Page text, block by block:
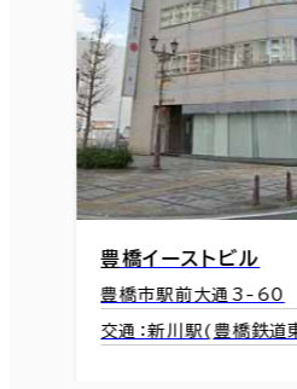
豊橋イーストビル
豊橋市駅前大通3-60
交通：新川駅(豊橋鉄